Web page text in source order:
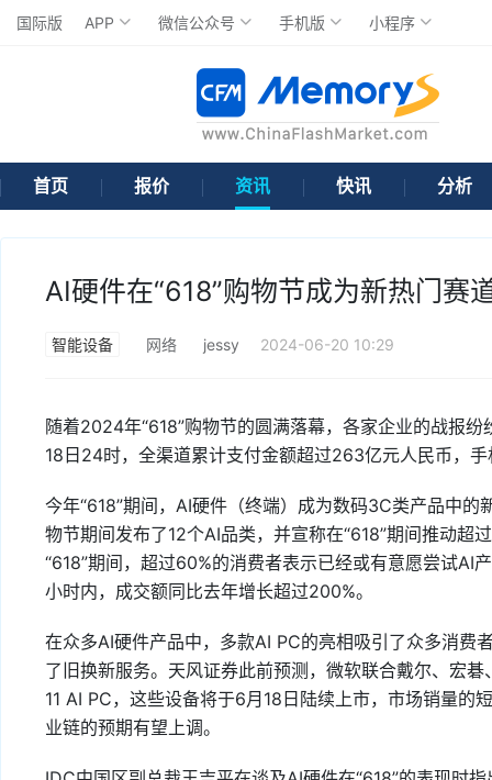
国际版 APP 微信公众号 手机版 小程序
首页 报价 资讯 快讯 分析
AI硬件在“618”购物节成为新热门赛
智能设备 网络 jessy 2024-06-20 10:29
随着2024年“618”购物节的圆满落幕，各家企业的战报
18日24时，全渠道累计支付金额超过263亿元人民币，
今年“618”期间，AI硬件（终端）成为数码3C类产品中
物节期间发布了12个AI品类，并宣称在“618”期间推动
“618”期间，超过60%的消费者表示已经或有意愿尝试
小时内，成交额同比去年增长超过200%。
在众多AI硬件产品中，多款AI PC的亮相吸引了众多消费
了旧换新服务。天风证券此前预测，微软联合戴尔、宏
11 AI PC，这些设备将于6月18日陆续上市，市场销量的
业链的预期有望上调。